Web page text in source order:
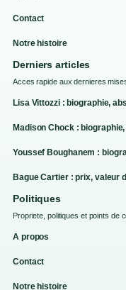
Contact
Notre histoire
Derniers articles
Acces rapide aux dernieres
Lisa Vittozzi : biographie,
Madison Chock :
Youssef Boughanem :
Bague Cartier : prix, valeur
Politiques
Propriete, politiques et points de
A propos
Contact
Notre histoire